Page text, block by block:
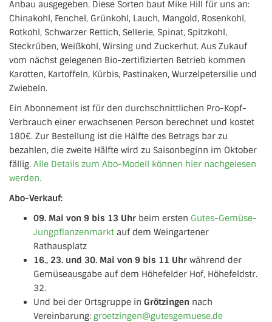
Anbau ausgegeben. Diese Sorten baut Mike Hill für uns an:
Chinakohl, Fenchel, Grünkohl, Lauch, Mangold, Rosenkohl,
Rotkohl, Schwarzer Rettich, Sellerie, Spinat, Spitzkohl,
Steckrüben, Weißkohl, Wirsing und Zuckerhut. Aus Zukauf
vom nächst gelegenen Bio-zertifizierten Betrieb kommen
Karotten, Kartoffeln, Kürbis, Pastinaken, Wurzelpetersilie und
Zwiebeln.
Ein Abonnement ist für den durchschnittlichen Pro-Kopf-
Verbrauch einer erwachsenen Person berechnet und kostet
180€. Zur Bestellung ist die Hälfte des Betrags bar zu
bezahlen, die zweite Hälfte wird zu Saisonbeginn im Oktober
fällig. Alle Details zum Abo-Modell können hier nachgelesen
werden.
Abo-Verkauf:
09. Mai von 9 bis 13 Uhr beim ersten Gutes-Gemüse-
Jungpflanzenmarkt auf dem Weingartener
Rathausplatz
16., 23. und 30. Mai von 9 bis 11 Uhr während der
Gemüseausgabe auf dem Höhefelder Hof, Höhefeldstr.
32.
Und bei der Ortsgruppe in Grötzingen nach
Vereinbarung: groetzingen@gutesgemuese.de